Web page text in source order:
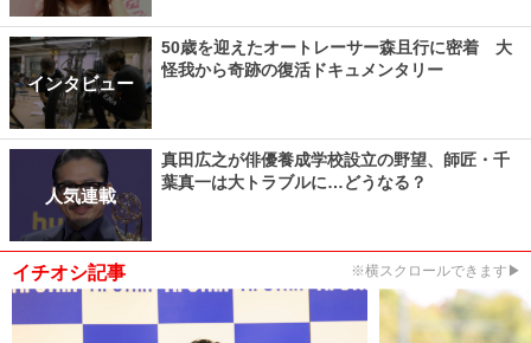
インタビュー
50歳を迎えたオートレーサー森且行に密着 大
怪我から奇跡の復活ドキュメンタリー
人気連載
真田広之が俳優養成学校設立の野望、師匠・千
葉真一は大トラブルに…どうなる？
イチオシ記事 ※横スクロールできます▶